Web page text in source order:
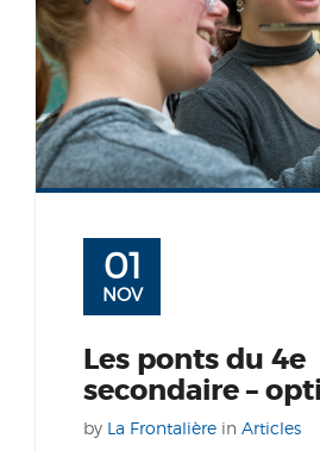
01
NOV
Les ponts du 4e
secondaire –
by La Frontalière in Articles